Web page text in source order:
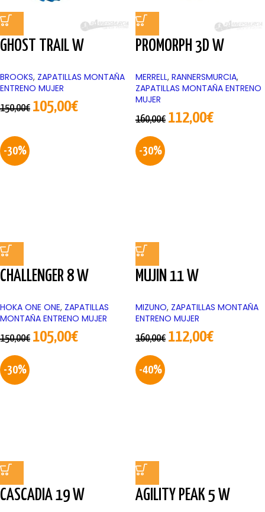
GHOST TRAIL W
BROOKS, ZAPATILLAS MONTAÑA
ENTRENO MUJER
150,00€ 105,00€
PROMORPH 3D W
MERRELL, RANNERSMURCIA,
ZAPATILLAS MONTAÑA ENTRENO
MUJER
160,00€ 112,00€
-30%
CHALLENGER 8 W
HOKA ONE ONE, ZAPATILLAS
MONTAÑA ENTRENO MUJER
150,00€ 105,00€
-30%
MUJIN 11 W
MIZUNO, ZAPATILLAS MONTAÑA
ENTRENO MUJER
160,00€ 112,00€
-30%
CASCADIA 19 W
-40%
AGILITY PEAK 5 W